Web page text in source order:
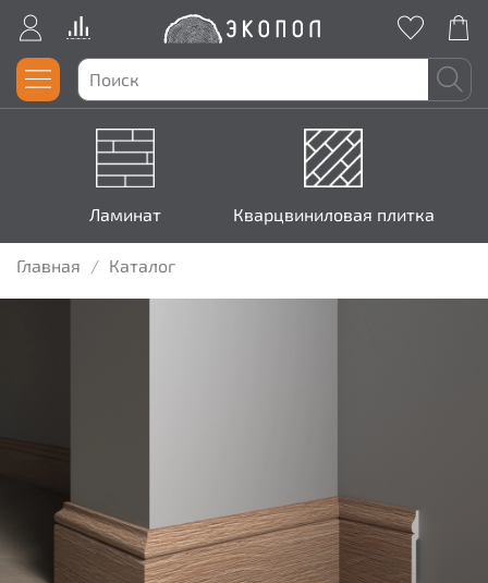
Ламинат Кварцвиниловая плитка
Главная Каталог